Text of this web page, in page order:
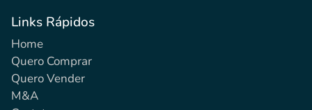
Links Rápidos
Home
Quero Comprar
Quero Vender
M&A